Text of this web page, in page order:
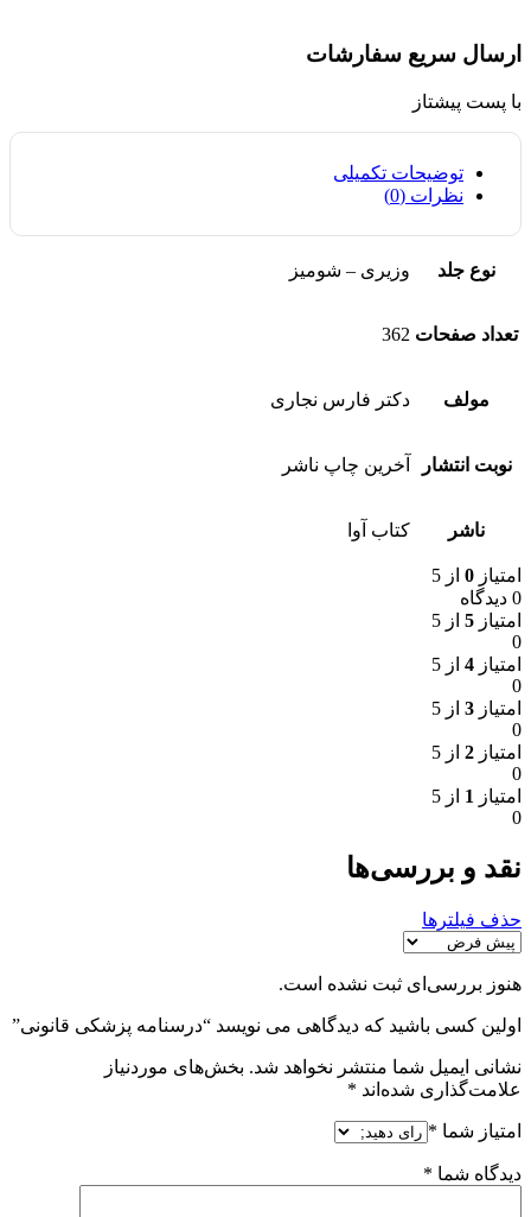
ارسال سریع سفارشات
با پست پیشتاز
توضیحات تکمیلی
نظرات (0)
نوع جلد وزیری – شومیز
تعداد صفحات 362
مولف دکتر فارس نجاری
نوبت انتشار آخرین چاپ ناشر
ناشر کتاب آوا
امتیاز 0 از 5
0 دیدگاه
امتیاز 5 از 5
0
امتیاز 4 از 5
0
امتیاز 3 از 5
0
امتیاز 2 از 5
0
امتیاز 1 از 5
0
نقد و بررسی‌ها
حذف فیلترها
هنوز بررسی‌ای ثبت نشده است.
اولین کسی باشید که دیدگاهی می نویسد “درسنامه پزشکی قانونی”
نشانی ایمیل شما منتشر نخواهد شد. بخش‌های موردنیاز
علامت‌گذاری شده‌اند *
امتیاز شما *
دیدگاه شما *